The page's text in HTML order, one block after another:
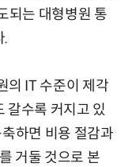
되는 대형병원 통
.
의 IT 수준이 제각
갈수록 커지고 있
하면 비용 절감과
거둘 것으로 본